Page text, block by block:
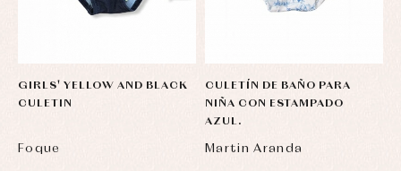
GIRLS' YELLOW AND BLACK
CULETIN
Foque
CULETÍN DE BAÑO PARA
NIÑA CON ESTAMPADO
AZUL.
Martin Aranda